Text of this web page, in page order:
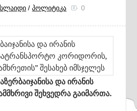
სლაიდი /პოლიტიკა 0
და ირანის
შეხვედრა გაიმართა.